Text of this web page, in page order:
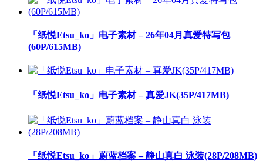
「纸悦Etsu_ko」电子素材 – 26年04月真爱特写包
(60P/615MB)
「纸悦Etsu_ko」电子素材 – 真爱JK(35P/417MB)
「纸悦Etsu_ko」蔚蓝档案 – 静山真白 泳装(28P/208MB)